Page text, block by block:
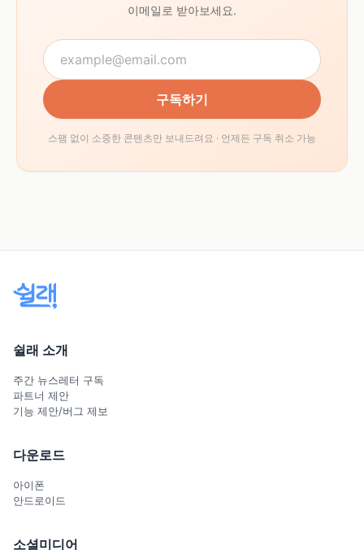
이메일로 받아보세요.
구독하기
스팸 없이 소중한 콘텐츠만 보내드려요 · 언제든 구독 취소 가능
쉴래 소개
주간 뉴스레터 구독
파트너 제안
기능 제안/버그 제보
다운로드
아이폰
안드로이드
소셜미디어